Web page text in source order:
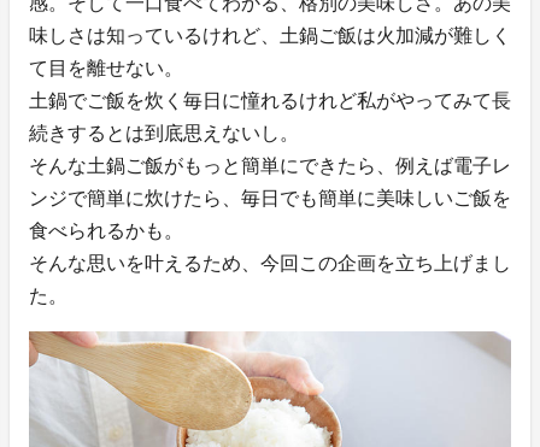
味しさは知っているけれど、土鍋ご飯は火加減が難しく
て目を離せない。
土鍋でご飯を炊く毎日に憧れるけれど私がやってみて長
続きするとは到底思えないし。
そんな土鍋ご飯がもっと簡単にできたら、例えば電子レ
ンジで簡単に炊けたら、毎日でも簡単に美味しいご飯を
食べられるかも。
そんな思いを叶えるため、今回この企画を立ち上げまし
た。